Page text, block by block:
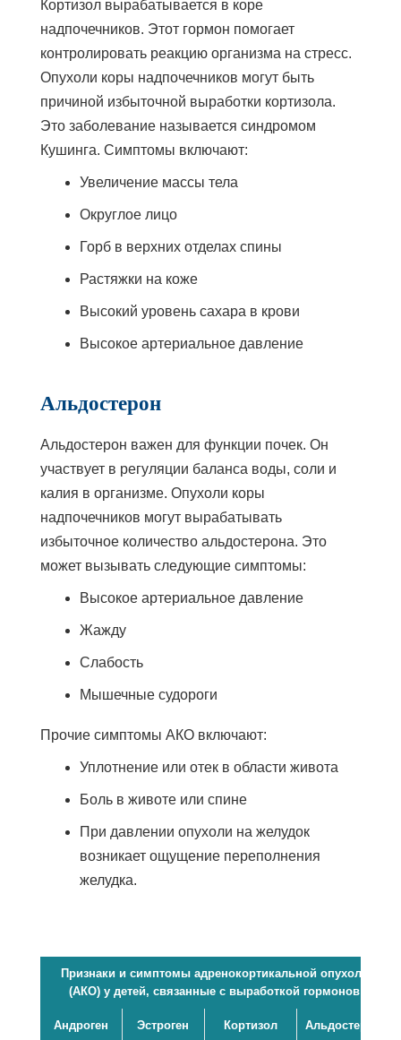
Кортизол вырабатывается в коре
надпочечников. Этот гормон помогает
контролировать реакцию организма на стресс.
Опухоли коры надпочечников могут быть
причиной избыточной выработки кортизола.
Это заболевание называется синдромом
Кушинга. Симптомы включают:
Увеличение массы тела
Округлое лицо
Горб в верхних отделах спины
Растяжки на коже
Высокий уровень сахара в крови
Высокое артериальное давление
Альдостерон
Альдостерон важен для функции почек. Он
участвует в регуляции баланса воды, соли и
калия в организме. Опухоли коры
надпочечников могут вырабатывать
избыточное количество альдостерона. Это
может вызывать следующие симптомы:
Высокое артериальное давление
Жажду
Слабость
Мышечные судороги
Прочие симптомы АКО включают:
Уплотнение или отек в области живота
Боль в животе или спине
При давлении опухоли на желудок
возникает ощущение переполнения
желудка.
Признаки и симптомы адренокортикальной опухоли
(АКО) у детей, связанные с выработкой гормонов
Андроген Эстроген Кортизол Альдостерон